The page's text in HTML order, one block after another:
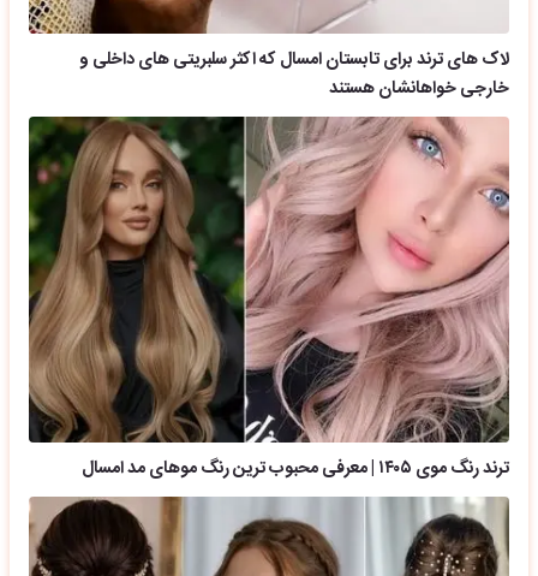
لاک های ترند برای تابستان امسال که اکثر سلبریتی های داخلی و
خارجی خواهانشان هستند
ترند رنگ موی ۱۴۰۵ | معرفی محبوب ترین رنگ موهای مد امسال